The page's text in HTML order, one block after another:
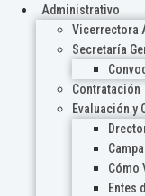
Administrativo
Vicerrectora
Secretaría
Contratación
Evaluación y
Cómo
Entes